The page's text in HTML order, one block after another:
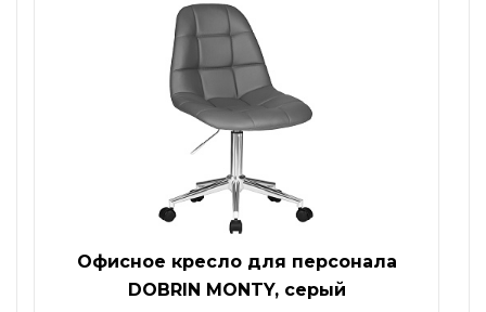
Офисное кресло для персонала
DOBRIN MONTY, серый